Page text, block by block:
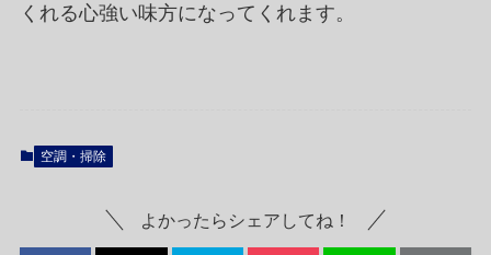
くれる心強い味方になってくれます。
空調・掃除
よかったらシェアしてね！